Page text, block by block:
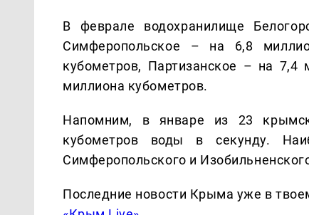
В феврале водохранилище
Симферопольское – на 6,8
кубометров, Партизанское – на 7,4
миллиона кубометров.
Напомним, в январе из 23
кубометров воды в секунду.
Симферопольского и
Последние новости Крыма уже в